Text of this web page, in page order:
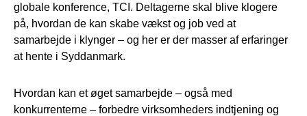
globale konference, TCI. Deltagerne skal blive klogere
på, hvordan de kan skabe vækst og job ved at
samarbejde i klynger – og her er der masser af erfaringer
at hente i Syddanmark.
Hvordan kan et øget samarbejde – også med
konkurrenterne – forbedre virksomheders indtjening og